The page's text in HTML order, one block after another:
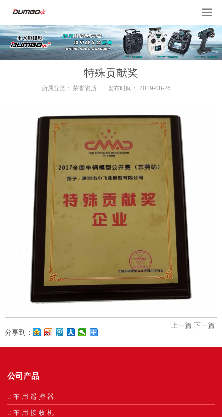
特殊贡献奖
所属分类： 荣誉资质 发布时间： 2019-08-26
上一篇 下一篇
分享到：
公司产品
.: 车 用 遥 控 器
.: 车 用 接 收 机